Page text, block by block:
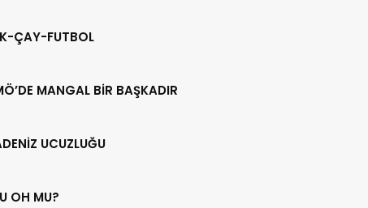
ÇAY-FUTBOL
MANGAL BİR BAŞKADIR
UCUZLUĞU
OH MU?